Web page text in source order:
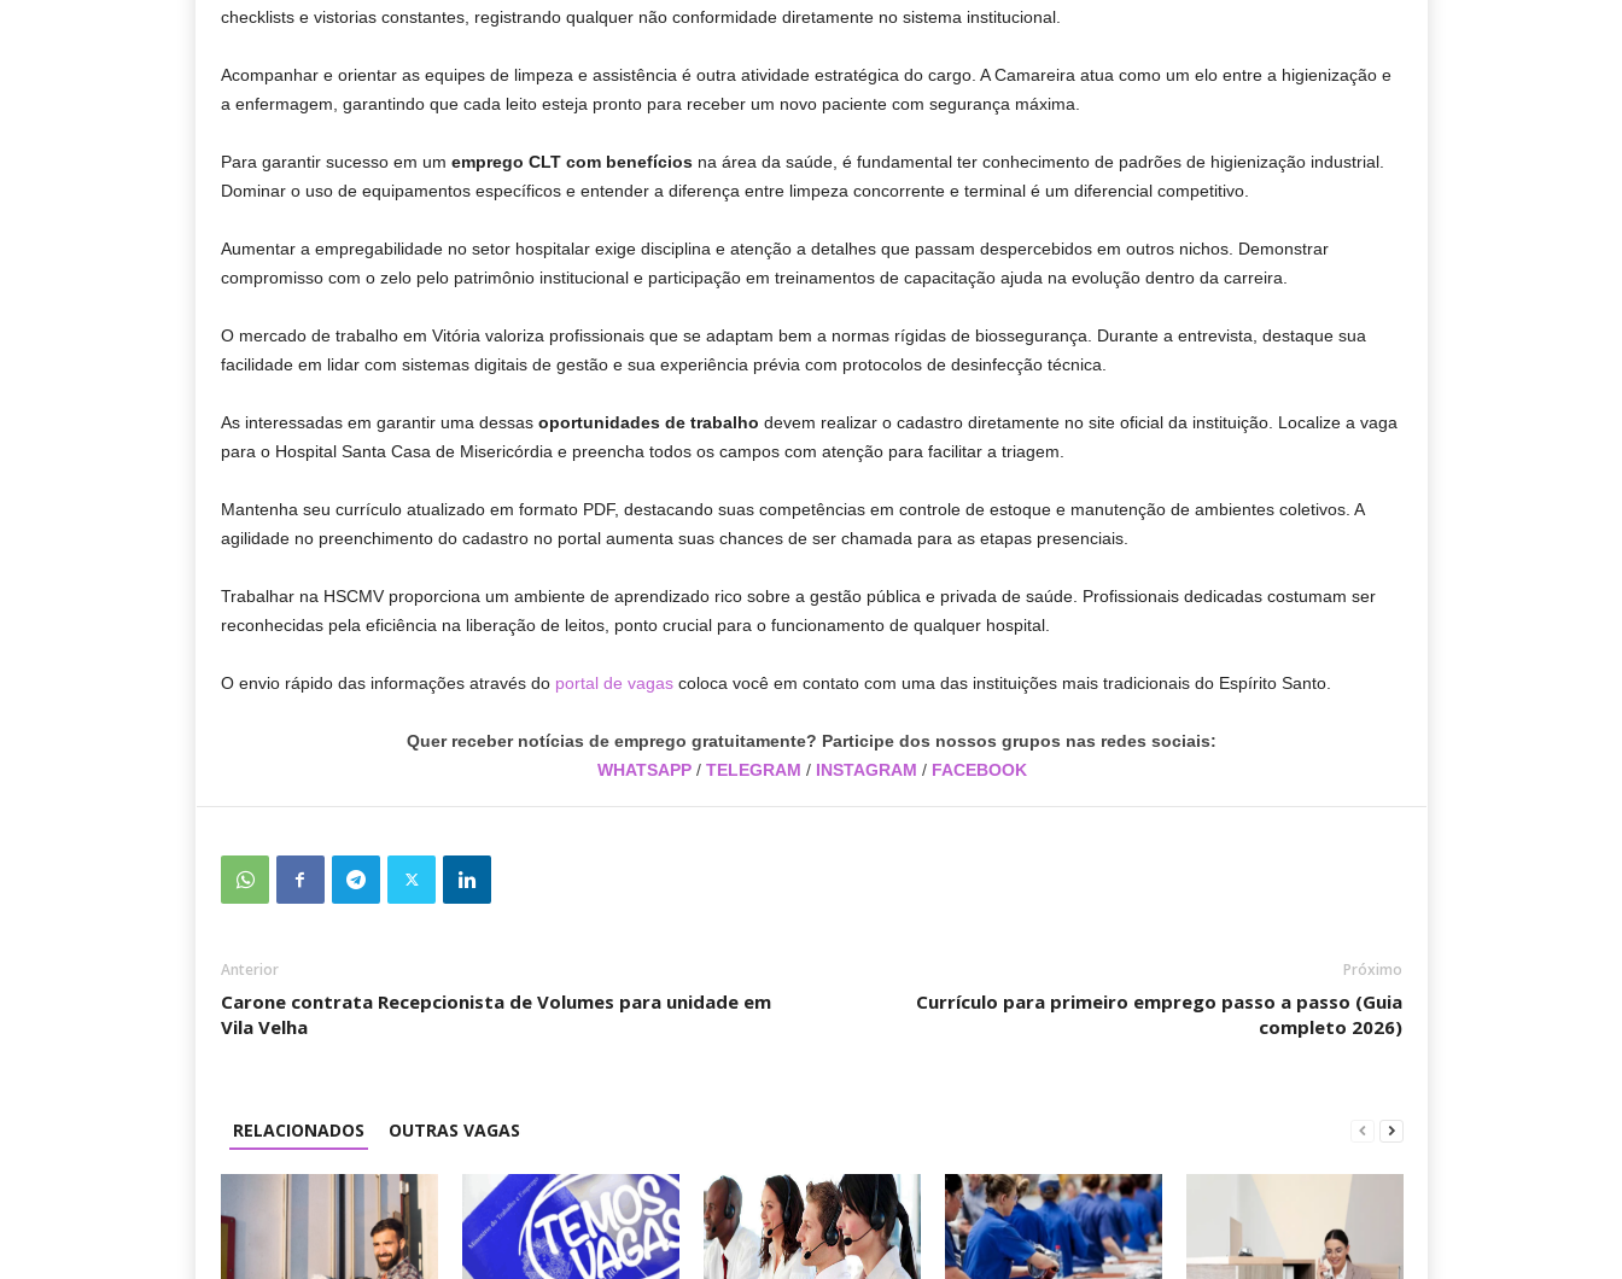
checklists e vistorias constantes, registrando qualquer não conformidade diretamente no sistema institucional.
Acompanhar e orientar as equipes de limpeza e assistência é outra atividade estratégica do cargo. A Camareira atua como um elo entre a higienização e
a enfermagem, garantindo que cada leito esteja pronto para receber um novo paciente com segurança máxima.
Para garantir sucesso em um emprego CLT com benefíciosna área da saúde, é fundamental ter conhecimento de padrões de higienização industrial.
Dominar o uso de equipamentos específicos e entender a diferença entre limpeza concorrente e terminal é um diferencial competitivo.
Aumentar a empregabilidade no setor hospitalar exige disciplina e atenção a detalhes que passam despercebidos em outros nichos. Demonstrar
compromisso com o zelo pelo patrimônio institucional e participação em treinamentos de capacitação ajuda na evolução dentro da carreira.
O mercado de trabalho em Vitória valoriza profissionais que se adaptam bem a normas rígidas de biossegurança. Durante a entrevista, destaque sua
facilidade em lidar com sistemas digitais de gestão e sua experiência prévia com protocolos de desinfecção técnica.
As interessadas em garantir uma dessas oportunidades de trabalho devem realizar o cadastro diretamente no site oficial da instituição. Localize a vaga
para o Hospital Santa Casa de Misericórdia e preencha todos os campos com atenção para facilitar a triagem.
Mantenha seu currículo atualizado em formato PDF, destacando suas competências em controle de estoque e manutenção de ambientes coletivos. A
agilidade no preenchimento do cadastro no portal aumenta suas chances de ser chamada para as etapas presenciais.
Trabalhar na HSCMV proporciona um ambiente de aprendizado rico sobre a gestão pública e privada de saúde. Profissionais dedicadas costumam ser
reconhecidas pela eficiência na liberação de leitos, ponto crucial para o funcionamento de qualquer hospital.
O envio rápido das informações através do portal de vagascoloca você em contato com uma das instituições mais tradicionais do Espírito Santo.
Quer receber notícias de emprego gratuitamente? Participe dos nossos grupos nas redes sociais:
WHATSAPP/ TELEGRAM / INSTAGRAM / FACEBOOK
Anterior
Carone contrata Recepcionista de Volumes para unidade em
Vila Velha
Próximo
Currículo para primeiro emprego passo a passo (Guia
completo 2026)
RELACIONADOS OUTRAS VAGAS